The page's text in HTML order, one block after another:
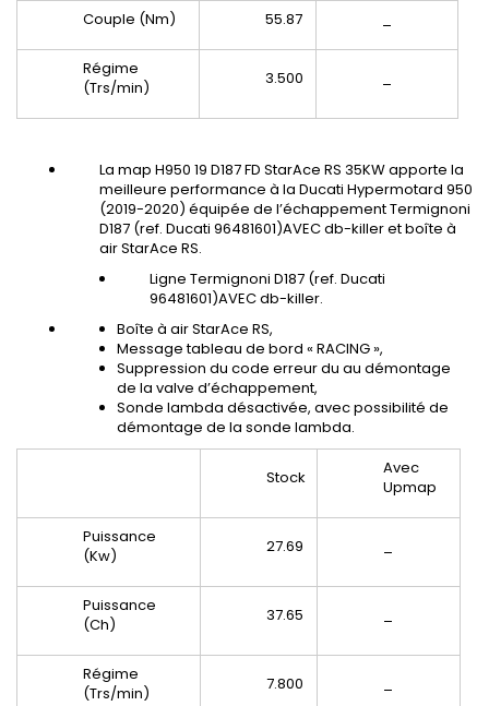
Couple (Nm) 55.87
Régime
(Trs/min)
3.500
La map H950 19 D187 FD StarAce RS 35KW apporte la
meilleure performance à la Ducati Hypermotard 950
(2019-2020) équipée de l’échappement Termignoni
D187 (ref. Ducati 96481601)AVEC db-killer et boîte à
air StarAce RS.
Ligne Termignoni D187 (ref. Ducati
96481601)AVEC db-killer.
Boîte à air StarAce RS,
Message tableau de bord « RACING »,
Suppression du code erreur du au démontage
de la valve d’échappement,
Sonde lambda désactivée, avec possibilité de
démontage de la sonde lambda.
Stock
Avec
Upmap
Puissance
(Kw)
27.69
Puissance
(Ch)
37.65
Régime
(Trs/min)
7.800